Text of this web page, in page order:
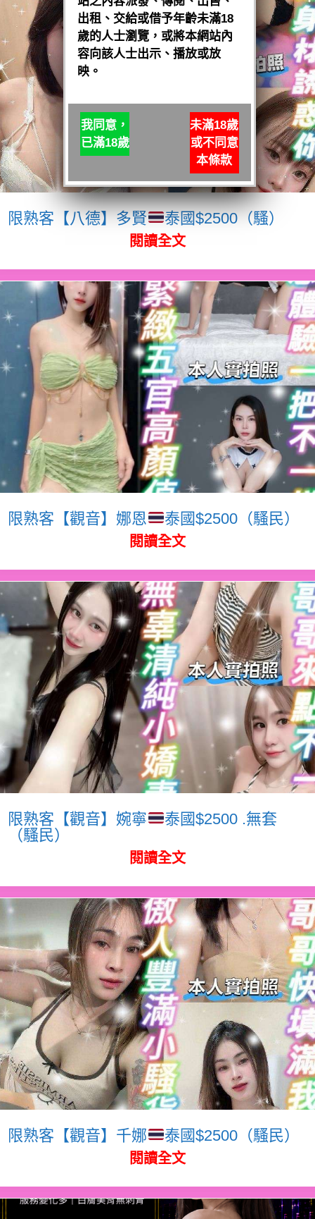
限熟客【八德】多賢 泰國$2500（騷）
閱讀全文
限熟客【觀音】娜恩 泰國$2500（騷民）
閱讀全文
限熟客【觀音】婉寧
泰國$2500 .無套
（騷民）
閱讀全文
限熟客【觀音】千娜 泰國$2500（騷民）
閱讀全文
出租、交給或借予年齡未滿18
歲的人士瀏覽，或將本網站內
容向該人士出示、播放或放
映。
我同意，
已滿18歲
未滿18歲
或不同意
本條款